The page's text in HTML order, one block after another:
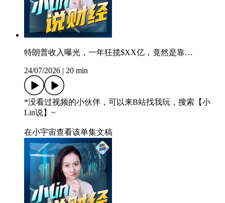
特朗普收入曝光，一年狂揽$XX亿，竟然是靠…
24/07/2026 | 20 min
*没看过视频的小伙伴，可以来B站找我玩，搜索【小
Lin说】~
在小宇宙查看该单集文稿